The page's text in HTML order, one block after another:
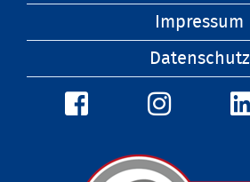
Impressum
Datenschutz